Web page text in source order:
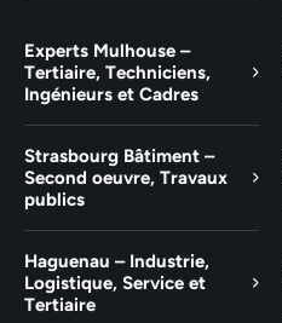
Experts Mulhouse –
Tertiaire, Techniciens,
Ingénieurs et Cadres
Strasbourg Bâtiment –
Second oeuvre, Travaux
publics
Haguenau – Industrie,
Logistique, Service et
Tertiaire